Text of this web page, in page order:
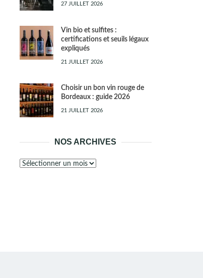
27 JUILLET 2026
Vin bio et sulfites :
certifications et seuils légaux
expliqués
21 JUILLET 2026
Choisir un bon vin rouge de
Bordeaux : guide 2026
21 JUILLET 2026
NOS ARCHIVES
Nos